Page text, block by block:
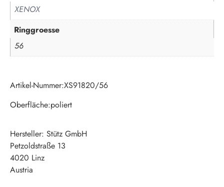
XENOX
Ringgroesse
56
Artikel-Nummer:XS91820/56
Oberfläche:poliert
Hersteller: Stütz GmbH
Petzoldstraße 13
4020 Linz
Austria